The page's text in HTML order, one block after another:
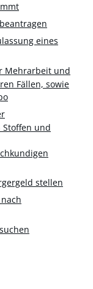
eines
Mehrarbeit und
Fällen, sowie
und
stellen